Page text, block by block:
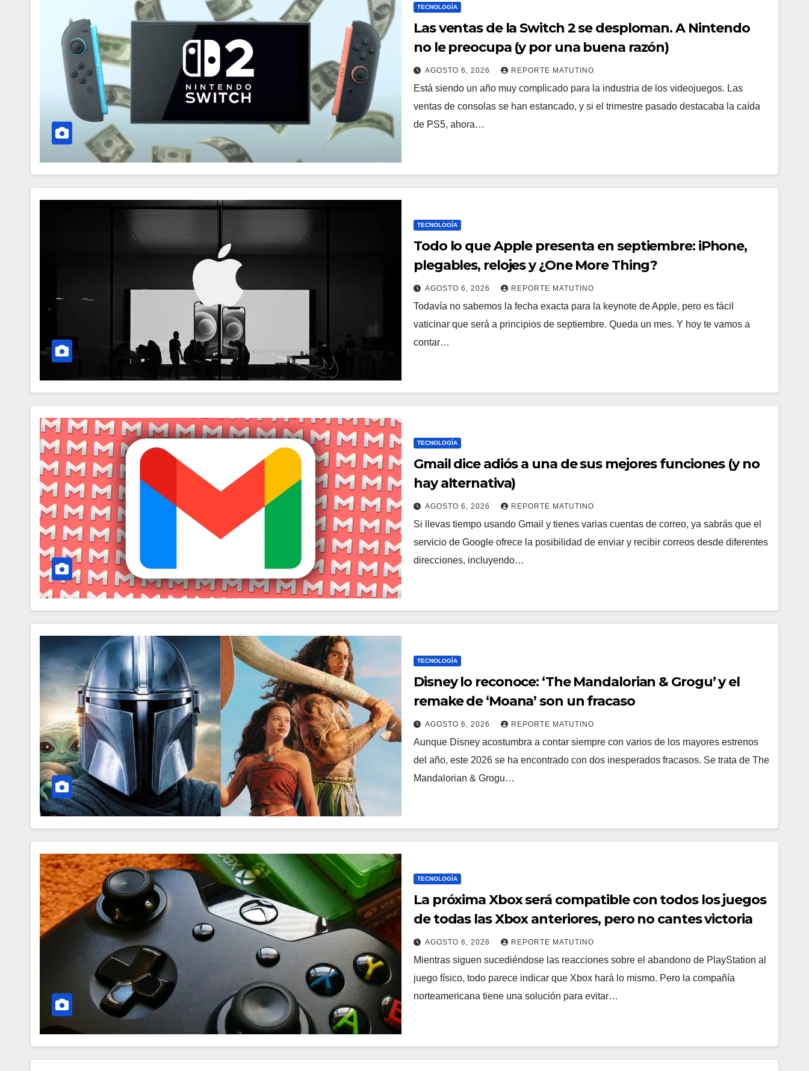
TECNOLOGÍA
Las ventas de la Switch 2 se desploman. A Nintendo
no le preocupa (y por una buena razón)
AGOSTO 6, 2026 REPORTE MATUTINO
Está siendo un año muy complicado para la industria de los videojuegos. Las
ventas de consolas se han estancado, y si el trimestre pasado destacaba la caída
de PS5, ahora…
TECNOLOGÍA
Todo lo que Apple presenta en septiembre: iPhone,
plegables, relojes y ¿One More Thing?
AGOSTO 6, 2026 REPORTE MATUTINO
Todavía no sabemos la fecha exacta para la keynote de Apple, pero es fácil
vaticinar que será a principios de septiembre. Queda un mes. Y hoy te vamos a
contar…
TECNOLOGÍA
Gmail dice adiós a una de sus mejores funciones (y no
hay alternativa)
AGOSTO 6, 2026 REPORTE MATUTINO
Si llevas tiempo usando Gmail y tienes varias cuentas de correo, ya sabrás que el
servicio de Google ofrece la posibilidad de enviar y recibir correos desde diferentes
direcciones, incluyendo…
TECNOLOGÍA
Disney lo reconoce: ‘The Mandalorian & Grogu’ y el
remake de ‘Moana’ son un fracaso
AGOSTO 6, 2026 REPORTE MATUTINO
Aunque Disney acostumbra a contar siempre con varios de los mayores estrenos
del año, este 2026 se ha encontrado con dos inesperados fracasos. Se trata de The
Mandalorian & Grogu…
TECNOLOGÍA
La próxima Xbox será compatible con todos los juegos
de todas las Xbox anteriores, pero no cantes victoria
AGOSTO 6, 2026 REPORTE MATUTINO
Mientras siguen sucediéndose las reacciones sobre el abandono de PlayStation al
juego físico, todo parece indicar que Xbox hará lo mismo. Pero la compañía
norteamericana tiene una solución para evitar…